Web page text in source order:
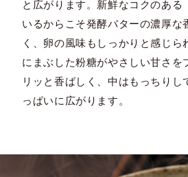
と広がります。新鮮なコクのある
いるからこそ発酵バターの濃厚な
く、卵の風味もしっかりと感じら
にまぶした粉糖がやさしい甘さを
リッと香ばしく、中はもっちりし
っぱいに広がります。